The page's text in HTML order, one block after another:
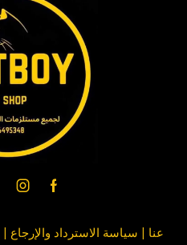
عنا | سياسة الاسترداد والإرجاع |